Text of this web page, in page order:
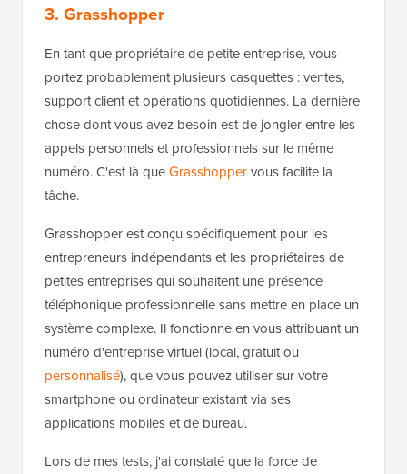
3. Grasshopper
En tant que propriétaire de petite entreprise, vous
portez probablement plusieurs casquettes : ventes,
support client et opérations quotidiennes. La dernière
chose dont vous avez besoin est de jongler entre les
appels personnels et professionnels sur le même
numéro. C'est là queGrasshoppervous facilite la
tâche.
Grasshopper est conçu spécifiquement pour les
entrepreneurs indépendants et les propriétaires de
petites entreprises qui souhaitent une présence
téléphonique professionnelle sans mettre en place un
système complexe. Il fonctionne en vous attribuant un
numéro d'entreprise virtuel (local, gratuit ou
personnalisé), que vous pouvez utiliser sur votre
smartphone ou ordinateur existant via ses
applications mobiles et de bureau.
Lors de mes tests, j'ai constaté que la force de